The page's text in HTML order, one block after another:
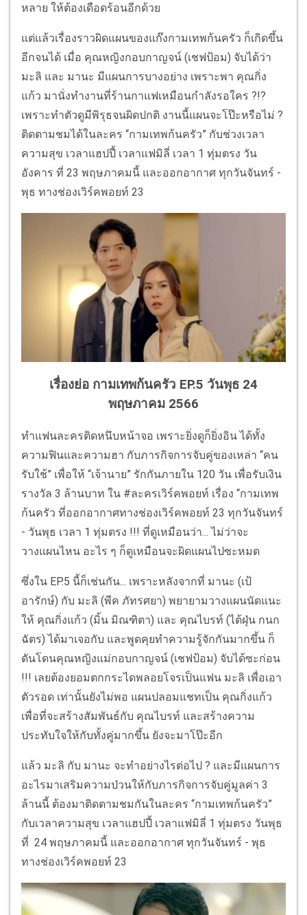
หลาย ให้ต้องเดือดร้อนอีกด้วย
แต่แล้วเรื่องราวผิดแผนของแก๊งกามเทพก้นครัว ก็เกิดขึ้น
อีกจนได้ เมื่อ คุณหญิงกอบกาญจน์ (เชฟป้อม) จับได้ว่า
มะลิ และ มานะ มีแผนการบางอย่าง เพราะพา คุณกิ่ง
แก้ว มานั่งทำงานที่ร้านกาแฟเหมือนกำลังรอใคร ?!?
เพราะทำตัวดูมีพิรุธจนผิดปกติ งานนี้แผนจะโป๊ะหรือไม่ ?
ติดตามชมได้ในละคร “กามเทพก้นครัว” กับช่วงเวลา
ความสุข เวลาแฮปปี้ เวลาแฟมิลี่ เวลา 1 ทุ่มตรง วัน
อังคาร ที่ 23 พฤษภาคมนี้ และออกอากาศ ทุกวันจันทร์ -
พุธ ทางช่องเวิร์คพอยท์ 23
เรื่องย่อ กามเทพก้นครัว EP.5 วันพุธ 24
พฤษภาคม 2566
ทำแฟนละครติดหนึบหน้าจอ เพราะยิ่งดูก็ยิ่งอิน ได้ทั้ง
ความฟินและความฮา กับภารกิจการจับคู่ของเหล่า “คน
รับใช้” เพื่อให้ “เจ้านาย” รักกันภายใน 120 วัน เพื่อรับเงิน
รางวัล 3 ล้านบาท ใน #ละครเวิร์คพอยท์ เรื่อง “กามเทพ
ก้นครัว ที่ออกอากาศทางช่องเวิร์คพอยท์ 23 ทุกวันจันทร์
- วันพุธ เวลา 1 ทุ่มตรง !!! ที่ดูเหมือนว่า... ไม่ว่าจะ
วางแผนไหน อะไร ๆ ก็ดูเหมือนจะผิดแผนไปซะหมด
ซึ่งใน EP.5 นี้ก็เช่นกัน... เพราะหลังจากที่ มานะ (เป้
อารักษ์) กับ มะลิ (พีค ภัทรศยา) พยายามวางแผนนัดแนะ
ให้ คุณกิ่งแก้ว (มิ้น มิณฑิตา) และ คุณไบรท์ (ไต้ฝุ่น กนก
ฉัตร) ได้มาเจอกับ และพูดคุยทำความรู้จักกันมากขึ้น ก็
ดันโดนคุณหญิงแม่กอบกาญจน์ (เชฟป้อม) จับได้ซะก่อน
!!! เลยต้องยอมตกกระไดพลอยโจรเป็นแฟน มะลิ เพื่อเอา
ตัวรอด เท่านั้นยังไม่พอ แผนปลอมแชทเป็น คุณกิ่งแก้ว
เพื่อที่จะสร้างสัมพันธ์กับ คุณไบรท์ และสร้างความ
ประทับใจให้กับทั้งคู่มากขึ้น ยังจะมาโป๊ะอีก
แล้ว มะลิ กับ มานะ จะทำอย่างไรต่อไป ? และมีแผนการ
อะไรมาเสริมความป่วนให้กับภารกิจการจับคู่มูลค่า 3
ล้านนี้ ต้องมาติดตามชมกันในละคร “กามเทพก้นครัว”
กับเวลาความสุข เวลาแฮปปี้ เวลาแฟมิลี่ 1 ทุ่มตรง วันพุธ
ที่ 24 พฤษภาคมนี้ และออกอากาศ ทุกวันจันทร์ - พุธ
ทางช่องเวิร์คพอยท์ 23